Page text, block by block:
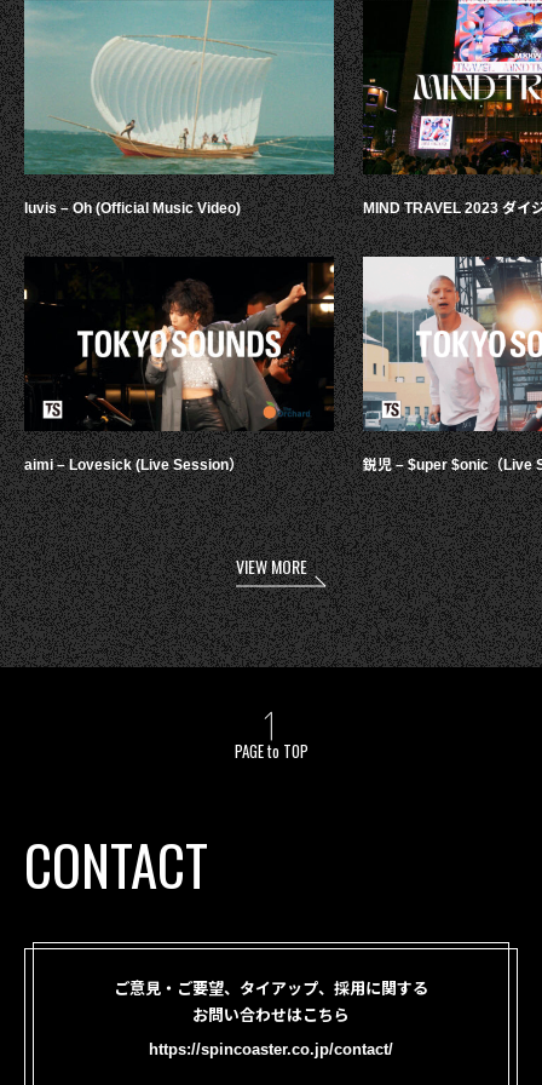
luvis – Oh (Official Music Video)
aimi – Lovesick (Live Session）
MIND TRAVEL 2023 ダイ
鋭児 – $uper $onic（Live
VIEW MORE
PAGE to TOP
CONTACT
ご意見・ご要望、タイアップ、採用に関する
お問い合わせはこちら
https://spincoaster.co.jp/contact/